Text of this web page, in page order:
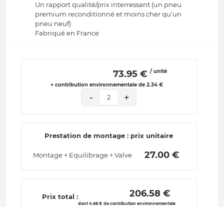
Un rapport qualité/prix interressant (un pneu
premium reconditionné et moins cher qu'un
pneu neuf)
Fabriqué en France
73.95 € / unité
+ contribution environnementale de 2.34 €
- 2 +
Prestation de montage : prix unitaire
Montage + Equilibrage + Valve 27.00 €
Prix total : 206.58 €
dont 4.68 € de contribution environnementale